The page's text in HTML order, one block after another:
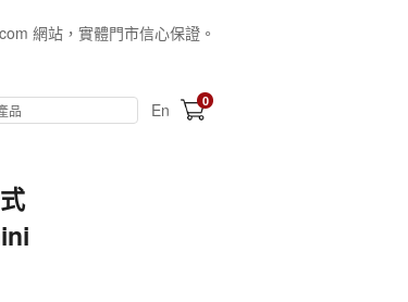
網站，實體門市信心保證。
En 0